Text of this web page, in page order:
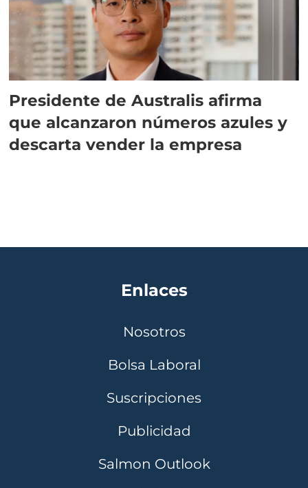
Presidente de Australis afirma
que alcanzaron números azules y
descarta vender la empresa
Enlaces
Nosotros
Bolsa Laboral
Suscripciones
Publicidad
Salmon Outlook